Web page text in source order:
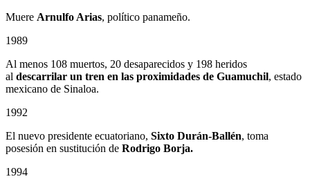
Muere Arnulfo Arias, político panameño.
1989
Al menos 108 muertos, 20 desaparecidos y 198 heridos
al descarrilar un tren en las proximidades de Guamuchil, estado
mexicano de Sinaloa.
1992
El nuevo presidente ecuatoriano, Sixto Durán-Ballén, toma
posesión en sustitución de Rodrigo Borja.
1994